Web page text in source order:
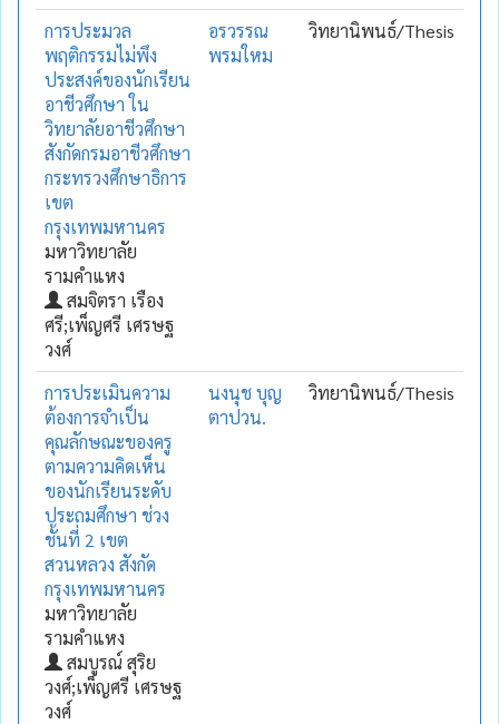
การประมวล
พฤติกรรมไม่พึง
ประสงค์ของนักเรียน
อาชีวศึกษา ใน
วิทยาลัยอาชีวศึกษา
สังกัดกรมอาชีวศึกษา
กระทรวงศึกษาธิการ
เขต
กรุงเทพมหานคร
มหาวิทยาลัย
รามคำแหง
สมจิตรา เรือง
ศรี;เพ็ญศรี เศรษฐ
วงศ์
อรวรรณ
พรมใหม
วิทยานิพนธ์/Thesis
การประเมินความ
ต้องการจำเป็น
คุณลักษณะของครู
ตามความคิดเห็น
ของนักเรียนระดับ
ประถมศึกษา ช่วง
ชั้นที่ 2 เขต
สวนหลวง สังกัด
กรุงเทพมหานคร
มหาวิทยาลัย
รามคำแหง
สมบูรณ์ สุริย
วงศ์;เพ็ญศรี เศรษฐ
วงศ์
นงนุช บุญ
ตาปวน.
วิทยานิพนธ์/Thesis